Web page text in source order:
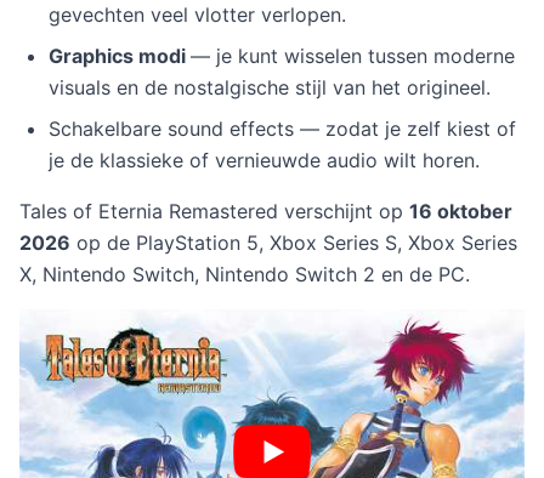
gevechten veel vlotter verlopen.
Graphics modi — je kunt wisselen tussen moderne
visuals en de nostalgische stijl van het origineel.
Schakelbare sound effects — zodat je zelf kiest of
je de klassieke of vernieuwde audio wilt horen.
Tales of Eternia Remastered verschijnt op 16 oktober
2026 op de PlayStation 5, Xbox Series S, Xbox Series
X, Nintendo Switch, Nintendo Switch 2 en de PC.